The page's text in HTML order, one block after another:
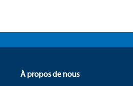
À propos de nous